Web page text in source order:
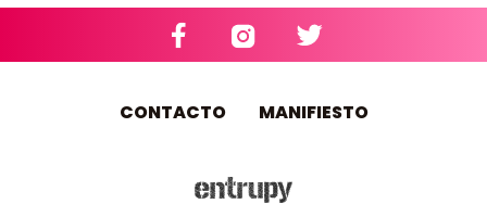
CONTACTO MANIFIESTO